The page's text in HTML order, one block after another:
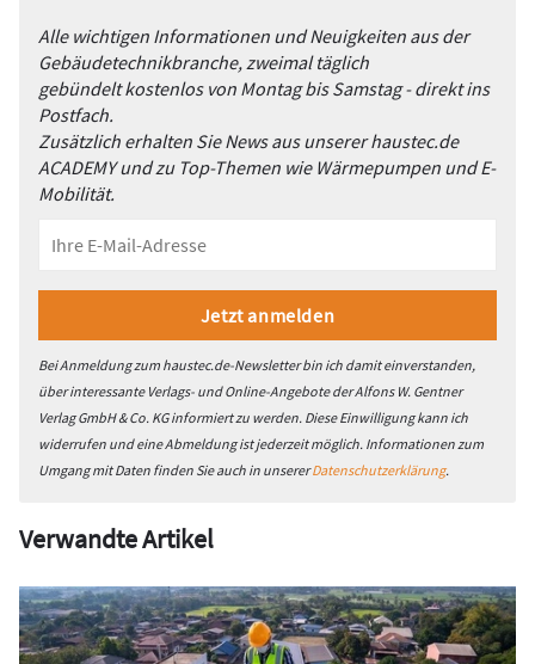
Alle wichtigen Informationen und Neuigkeiten aus der
Gebäudetechnikbranche, zweimal täglich
gebündelt kostenlos von Montag bis Samstag - direkt ins
Postfach.
Zusätzlich erhalten Sie News aus unserer haustec.de
ACADEMY und zu Top-Themen wie Wärmepumpen und E-
Mobilität.
Bei Anmeldung zum haustec.de-Newsletter bin ich damit einverstanden,
über interessante Verlags- und Online-Angebote der Alfons W. Gentner
Verlag GmbH & Co. KG informiert zu werden. Diese Einwilligung kann ich
widerrufen und eine Abmeldung ist jederzeit möglich. Informationen zum
Umgang mit Daten finden Sie auch in unsererDatenschutzerklärung.
Verwandte Artikel